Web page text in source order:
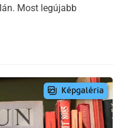
Most legújabb
Képgaléria